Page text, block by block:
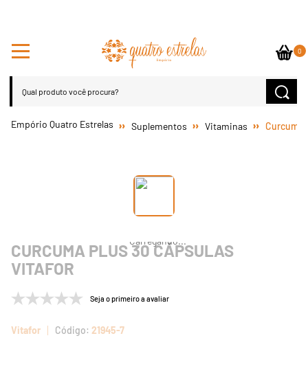
0
Suplementos Vitaminas Curcuma
CURCUMA PLUS 30 CÁPSULAS
VITAFOR
Seja o primeiro a avaliar
Vitafor 21945-7